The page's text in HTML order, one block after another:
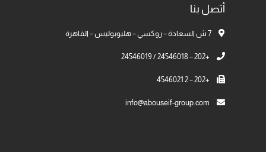
أتصل بنا
7 ش السعادة – روكسي – هليوبوليس – القاهرة
+202 – 24546018 / 24546019
+202 – 2 4546021
info@abouseif-group.com